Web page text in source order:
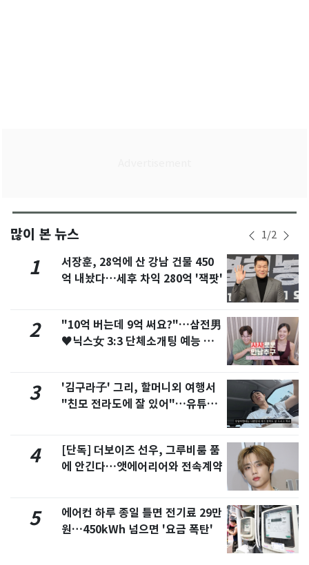
많이 본 뉴스 1/2
1
서장훈, 28억에 산 강남 건물 450
억 내놨다…세후 차익 280억 '잭팟'
2
"10억 버는데 9억 써요?"…삼전男
♥닉스女 3:3 단체소개팅 예능 화
3
'김구라子' 그리, 할머니외 여행서
"친모 전라도에 잘 있어"…유튜브
4
[단독] 더보이즈 선우, 그루비룸 품
에 안긴다…앳에어리어와 전속계약
5
에어컨 하루 종일 틀면 전기료 29만
원…450kWh 넘으면 '요금 폭탄'